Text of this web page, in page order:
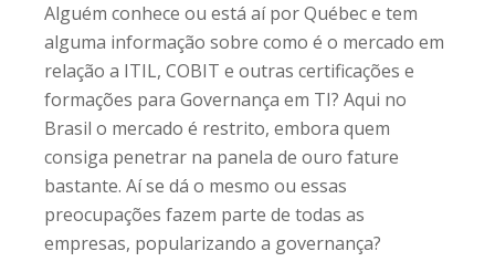
Alguém conhece ou está aí por Québec e tem
alguma informação sobre como é o mercado em
relação a ITIL, COBIT e outras certificações e
formações para Governança em TI? Aqui no
Brasil o mercado é restrito, embora quem
consiga penetrar na panela de ouro fature
bastante. Aí se dá o mesmo ou essas
preocupações fazem parte de todas as
empresas, popularizando a governança?